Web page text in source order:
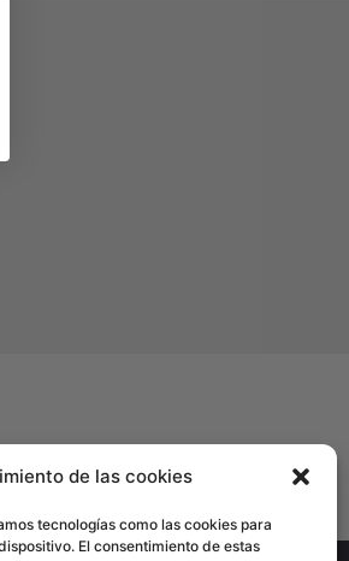
de las cookies
tecnologías como las cookies para
El consentimiento de estas